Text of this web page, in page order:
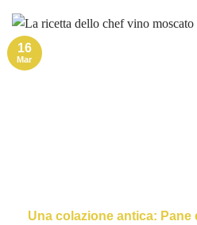
Una colazione antica: Pane
16
Mar